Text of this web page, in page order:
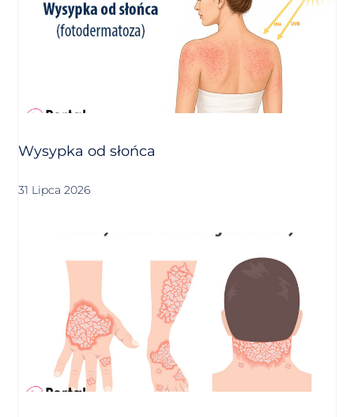
Wysypka od słońca
31 Lipca 2026